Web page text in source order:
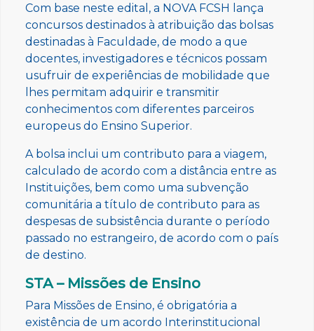
Com base neste edital, a NOVA FCSH lança
concursos destinados à atribuição das bolsas
destinadas à Faculdade, de modo a que
docentes, investigadores e técnicos possam
usufruir de experiências de mobilidade que
lhes permitam adquirir e transmitir
conhecimentos com diferentes parceiros
europeus do Ensino Superior.
A bolsa inclui um contributo para a viagem,
calculado de acordo com a distância entre as
Instituições, bem como uma subvenção
comunitária a título de contributo para as
despesas de subsistência durante o período
passado no estrangeiro, de acordo com o país
de destino.
STA – Missões de Ensino
Para Missões de Ensino, é obrigatória a
existência de um acordo Interinstitucional